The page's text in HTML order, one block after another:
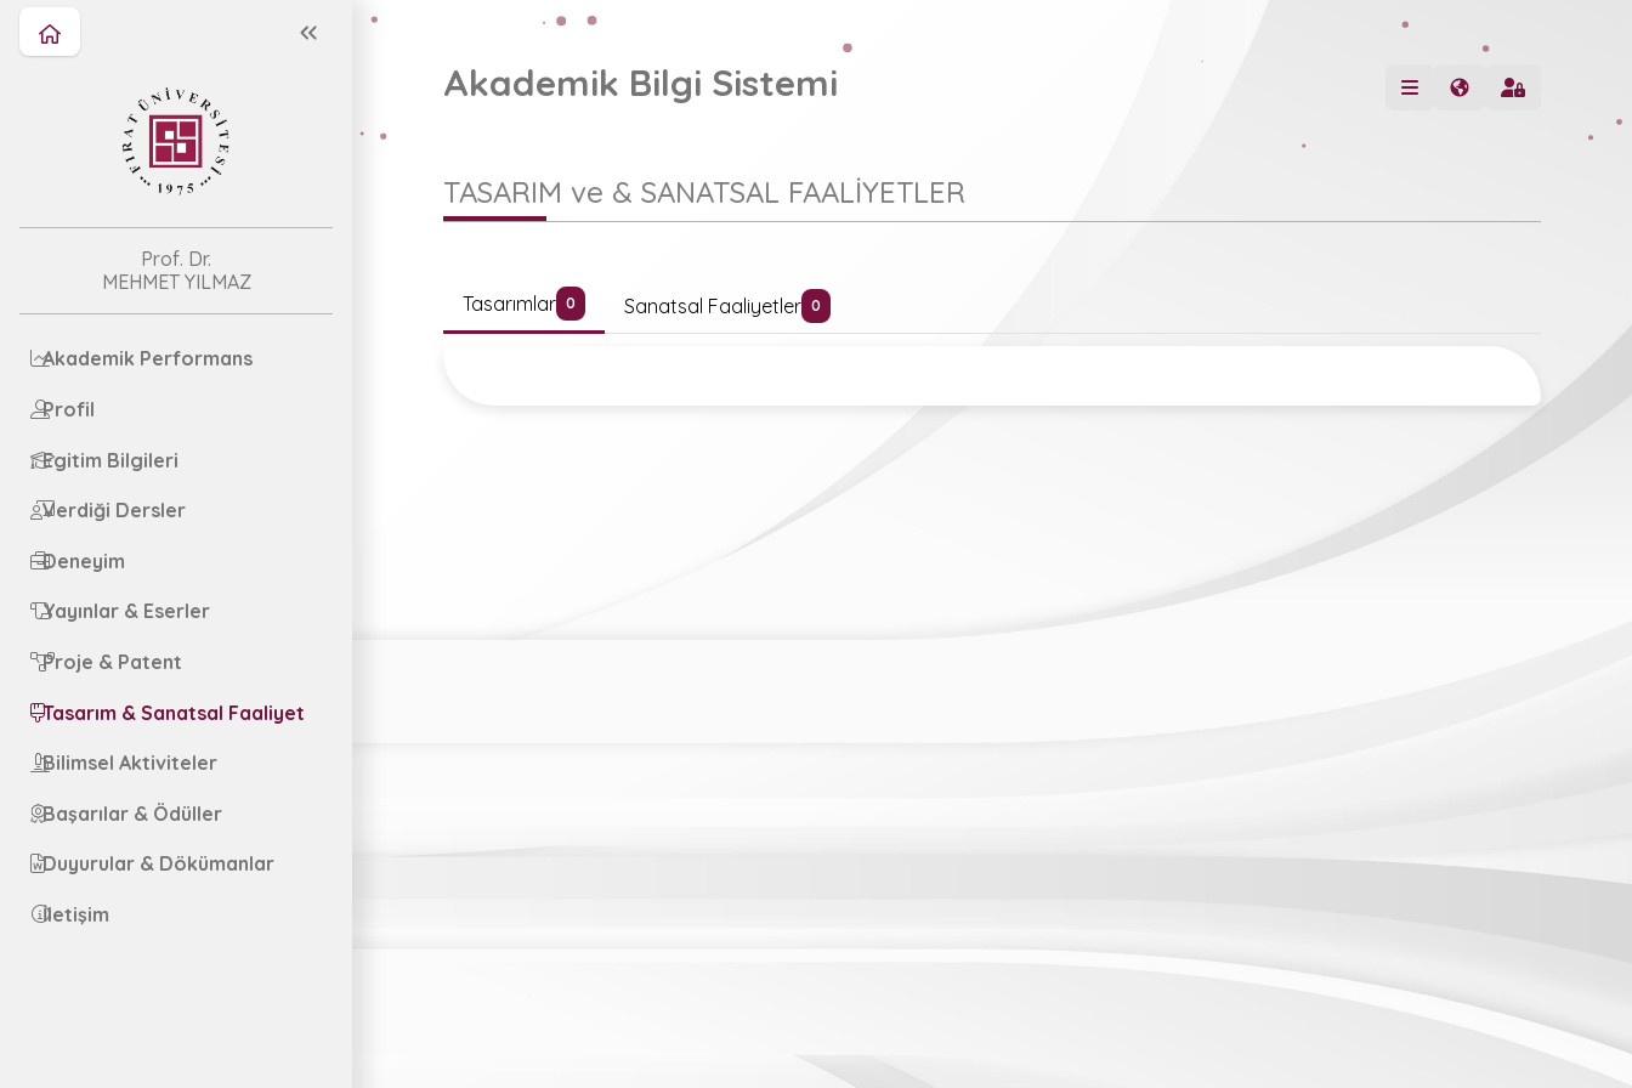
Prof. Dr.
MEHMET YILMAZ
Akademik Performans
Profil
Egitim Bilgileri
Verdiği Dersler
Deneyim
Yayınlar & Eserler
Proje & Patent
Tasarım & Sanatsal Faaliyet
Bilimsel Aktiviteler
Başarılar & Ödüller
Duyurular & Dökümanlar
İletişim
Akademik Bilgi Sistemi
TASARIM ve & SANATSAL FAALİYETLER
Tasarımlar 0 Sanatsal Faaliyetler 0